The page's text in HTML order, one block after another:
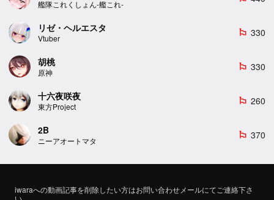
艦隊これくしょん-艦これ-
リゼ・ヘルエスタ
Vtuber
emoji_flags 330
胡桃
原神
emoji_flags 330
十六夜咲夜
東方Project
emoji_flags 260
2B
ニーアオートマタ
emoji_flags 370
iwaraへの動画記事を削除したい方はお問い合わせメールにてご連絡下さ
い。